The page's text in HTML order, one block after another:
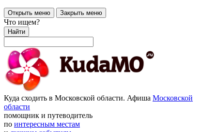
Открыть меню Закрыть меню
Что ищем?
Найти
Куда сходить в Московской области. Афиша Московской
области
помощник и путеводитель
по интересным местам